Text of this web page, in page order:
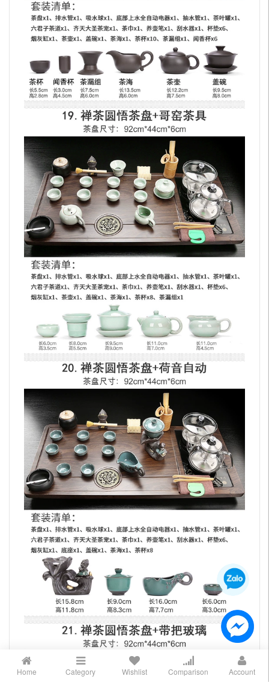
Home Category Wishlist Comparison Account